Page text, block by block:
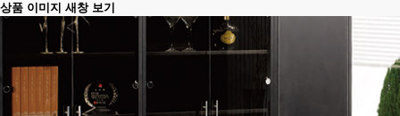
상품 이미지 새창 보기